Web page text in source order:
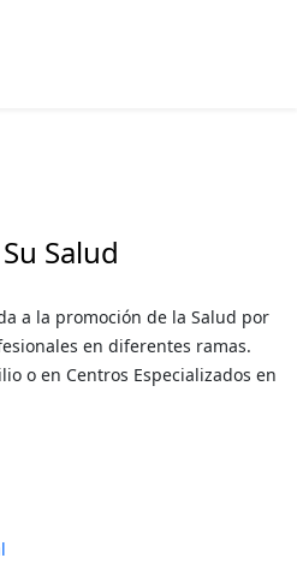
Salud
a la promoción de la Salud por
en diferentes ramas.
o en Centros Especializados en